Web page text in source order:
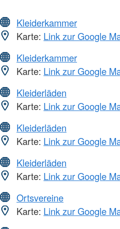
Kleiderkammer
Karte: Link zur Google
Kleiderkammer
Karte: Link zur Google
Kleiderläden
Karte: Link zur Google
Kleiderläden
Karte: Link zur Google
Kleiderläden
Karte: Link zur Google
Ortsvereine
Karte: Link zur Google